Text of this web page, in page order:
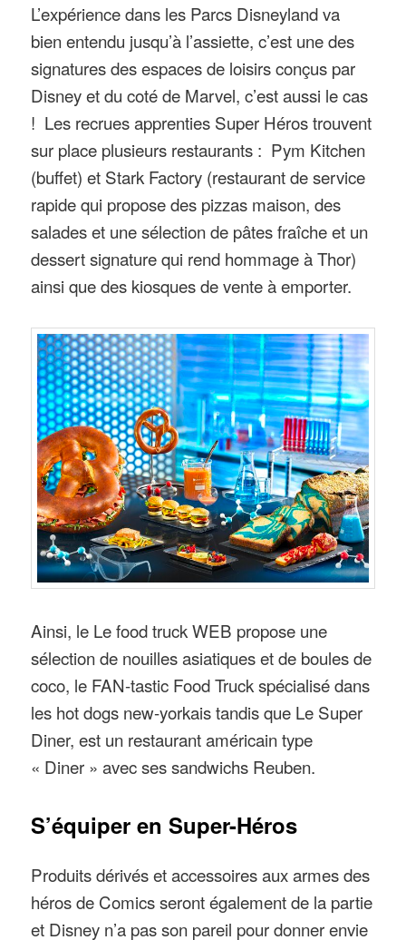
L’expérience dans les Parcs Disneyland va
bien entendu jusqu’à l’assiette, c’est une des
signatures des espaces de loisirs conçus par
Disney et du coté de Marvel, c’est aussi le cas
! Les recrues apprenties Super Héros trouvent
sur place plusieurs restaurants : Pym Kitchen
(buffet) et Stark Factory (restaurant de service
rapide qui propose des pizzas maison, des
salades et une sélection de pâtes fraîche et un
dessert signature qui rend hommage à Thor)
ainsi que des kiosques de vente à emporter.
Ainsi, le Le food truck WEB propose une
sélection de nouilles asiatiques et de boules de
coco, le FAN-tastic Food Truck spécialisé dans
les hot dogs new-yorkais tandis que Le Super
Diner, est un restaurant américain type
« Diner » avec ses sandwichs Reuben.
S’équiper en Super-Héros
Produits dérivés et accessoires aux armes des
héros de Comics seront également de la partie
et Disney n’a pas son pareil pour donner envie